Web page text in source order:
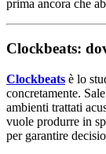
prima ancora che
Clockbeats:
Clockbeats è lo
concretamente.
ambienti trattati
vuole produrre in
per garantire